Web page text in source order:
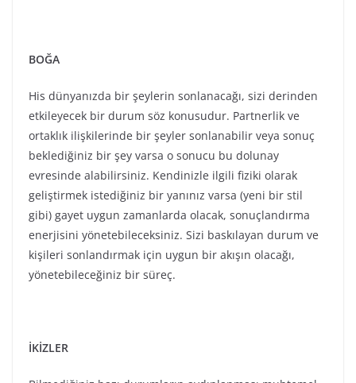
Bilmediğiniz bazı durumların aydınlanması muhtemel.
Öğrendikleriniz sizi şaşırtabilir. Varlığından habersiz
olduğunuz bir takım sorunları öğrenebilmeniz, bu
zaman diliminde sizin bunları düzeltmeniz için bir
fırsat gibidir aslında. Fiziki koşulların sonuçlanmalara
izin vermemesi nedeniyle yalnız kalma ve eylemsiz bir
duruma geçme ihtiyacı ortaya çıkabilir. Eğitim, yurtdışı
seyahatleri gibi konularda sonlanma ve tamamlanmalar
görülebilir. Kendinize ait geliştirdiğiniz yanlış
inançlarınız varsa onlardan kurtulmak için
YENGEÇ